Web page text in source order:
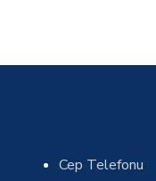
Cep Telefonu